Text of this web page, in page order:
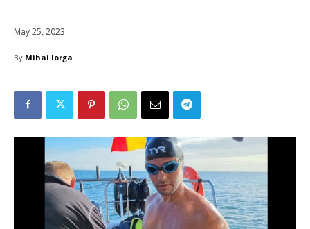
May 25, 2023
By Mihai Iorga